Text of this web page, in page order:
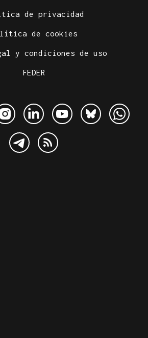
de privacidad
de cookies
y condiciones de uso
FEDER